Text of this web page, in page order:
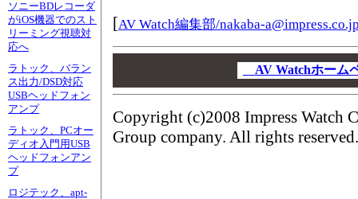
ソニーBDレコーダ
がiOS機器でのスト
リーミング視聴対
応へ
ラトック、バラン
ス出力/DSD対応
USBヘッドフォン
アンプ
ラトック、PCオー
ディオ入門用USB
ヘッドフォンアン
プ
ロジテック、apt-
[AV Watch編集部/nakaba-
AV Watchホー
Copyright (c)2008 Impress Watch
Group company. All rights reserved.